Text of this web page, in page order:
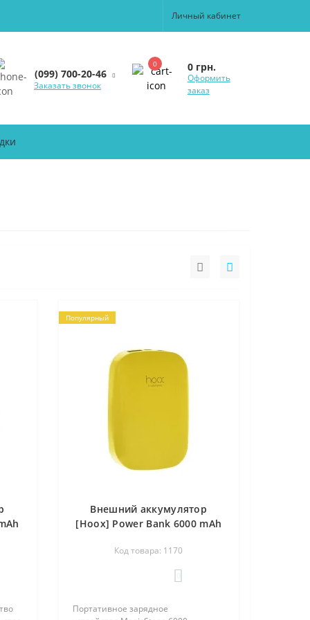
Личный кабинет
(099) 700-20-46
Заказать звонок
0 0 грн.
Оформить
заказ
Популярный
Внешний аккумулятор
[Hoox] Power Bank 6000 mAh
Код товара: 1170
Портативное зарядное